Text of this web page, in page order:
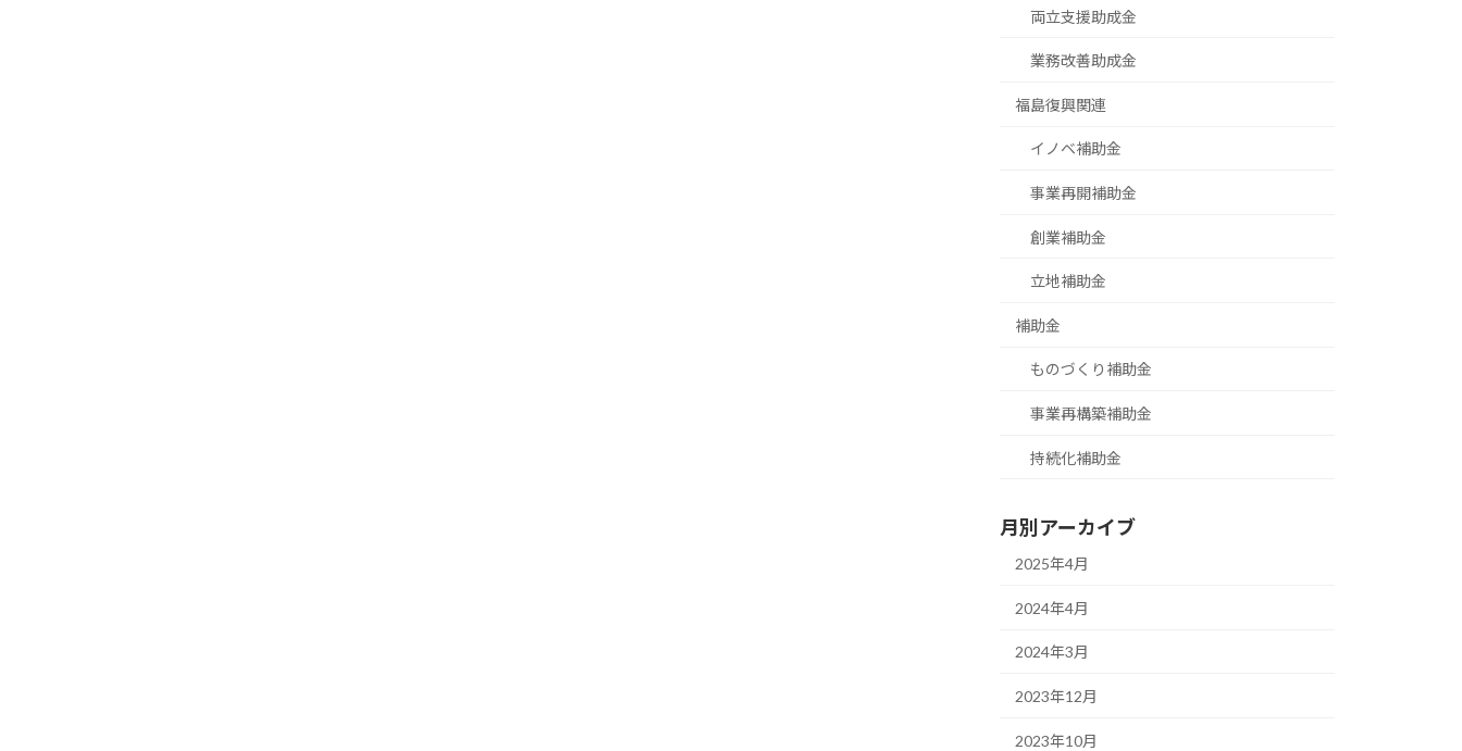
両立支援助成金
業務改善助成金
福島復興関連
イノベ補助金
事業再開補助金
創業補助金
立地補助金
補助金
ものづくり補助金
事業再構築補助金
持続化補助金
月別アーカイブ
2025年4月
2024年4月
2024年3月
2023年12月
2023年10月